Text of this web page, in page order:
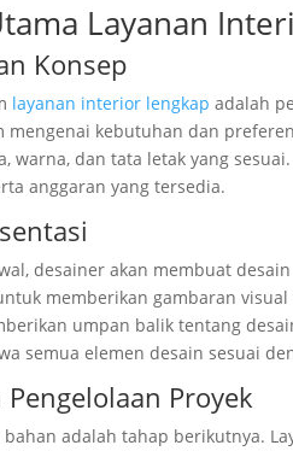
Layanan
Konsep
layanan interior lengkap adalah
mengenai kebutuhan dan
warna, dan tata letak yang
anggaran yang tersedia.
desainer akan membuat
memberikan gambaran
umpan balik tentang
semua elemen desain sesuai
Proyek
bahan adalah tahap berikutnya.